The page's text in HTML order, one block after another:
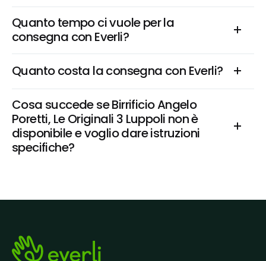
Quanto tempo ci vuole per la
consegna con Everli?
Quanto costa la consegna con Everli?
Cosa succede se Birrificio Angelo
Poretti, Le Originali 3 Luppoli non è
disponibile e voglio dare istruzioni
specifiche?